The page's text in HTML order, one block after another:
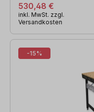
530,48 €
inkl. MwSt. zzgl.
Versandkosten
-15%